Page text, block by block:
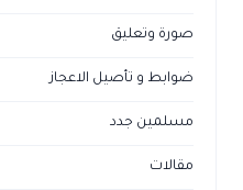
صورة وتعليق
ضوابط و تأصيل الاعجاز
مسلمين جدد
مقالات